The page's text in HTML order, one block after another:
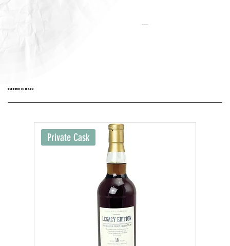
Aktualisiert:
EMPFEHLUNGEN
Private Cask